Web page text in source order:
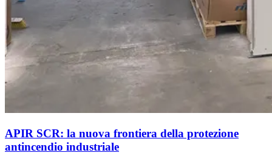
APIR SCR: la nuova frontiera della protezione
antincendio industriale